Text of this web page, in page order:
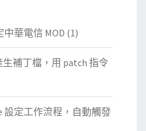
華電信 MOD (1)
補丁檔，用 patch 指令
設定工作流程，自動觸發